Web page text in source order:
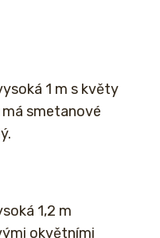
1 m s květy
smetanové
1,2 m
okvětními